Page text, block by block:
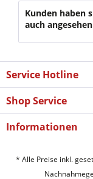
Kunden haben
auch angesehen
Service Hotline
Shop Service
Informationen
* Alle Preise inkl.